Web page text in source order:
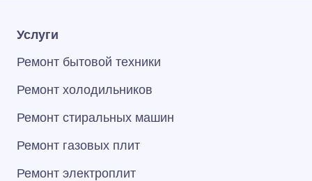
Услуги
Ремонт бытовой техники
Ремонт холодильников
Ремонт стиральных машин
Ремонт газовых плит
Ремонт электроплит